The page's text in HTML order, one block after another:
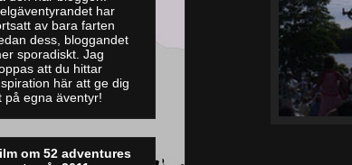
har
av bara farten
dess, bloggandet
sporadiskt. Jag
att du hittar
här att ge dig
på egna äventyr!
om 52 adventures